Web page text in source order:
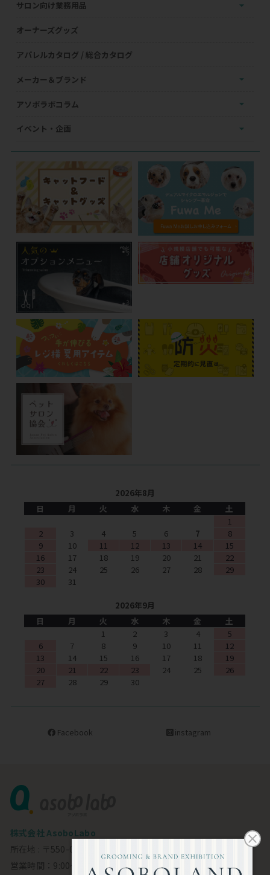
サロン向け業務用品
オーナーズグッズ
アパレルカタログ / 総合カタログ
メーカー＆ブランド
アソボラボコラム
イベント・企画
2026年8月
日
月 火 水 木 金
土
1
2
3 4 5 6 7
8
9
10 11 12 13 14
15
16
17 18 19 20 21
22
23
24 25 26 27 28
29
30
31
2026年9月
日
月 火 水 木 金
土
1
2 3 4
5
6
7 8 9 10 11
12
13
14 15 16 17 18
19
20
21 22 23 24 25
26
27
28 29 30
Facebook instagram
株式会社 AsoboLabo
所在地 : 〒550-0002 大阪市西区江戸堀1-23-11 6F
営業時間：9:00～18:00